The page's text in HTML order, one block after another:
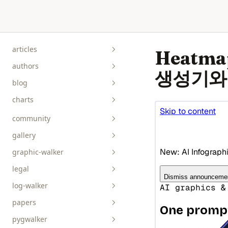
articles
authors
blog
charts
community
gallery
bar__box__rect
line__area
pie__tick__other
scatterplot__heatmap
graphic-walker
api-reference
data-viz
guides
legal
log-walker
papers
pygwalker
생성기